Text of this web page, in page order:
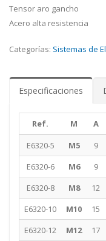
Tensor aro gancho
Acero alta resistencia
Categorías: Sistemas de
Especificaciones
Ref. M A
E6320-5
M5 9
E6320-6
M6 9
E6320-8
M8 12
E6320-10
M10 15
E6320-12
M12 17